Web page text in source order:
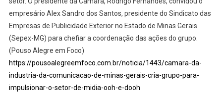
empresário Alex Sandro dos Santos, presidente do Sindicato das
Empresas de Publicidade Exterior no Estado de Minas Gerais
(Sepex-MG) para chefiar a coordenação das ações do grupo.
(Pouso Alegre em Foco)
https://pousoalegreemfoco.com.br/noticia/1443/camara-da-
industria-da-comunicacao-de-minas-gerais-cria-grupo-para-
impulsionar-o-setor-de-midia-ooh-e-dooh